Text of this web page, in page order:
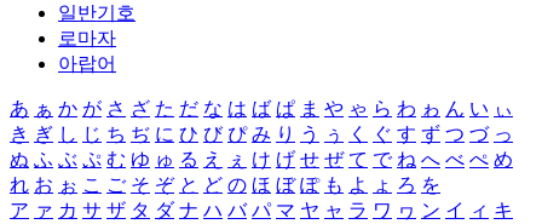
일반기호
로마자
아랍어
あ ぁ か が さ ざ た だ な は ば ぱ ま や ゃ ら わ ゎ ん い ぃ
き ぎ し じ ち ぢ に ひ び ぴ み り う ぅ く ぐ す ず つ づ っ
ぬ ふ ぶ ぷ む ゆ ゅ る え ぇ け げ せ ぜ て で ね へ べ ぺ め
れ お ぉ こ ご そ ぞ と ど の ほ ぼ ぽ も よ ょ ろ を
ア ァ カ サ ザ タ ダ ナ ハ バ パ マ ヤ ャ ラ ワ ヮ ン イ ィ キ